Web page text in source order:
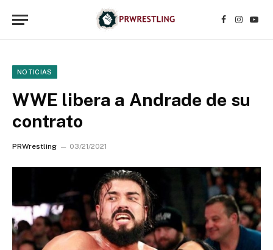
Facebook
NOTICIAS
WWE libera a Andrade de su
contrato
PRWrestling 03/21/2021